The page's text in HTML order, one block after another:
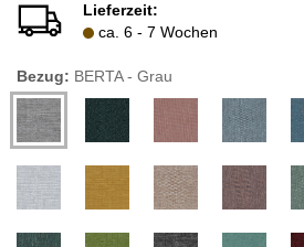
Lieferzeit:
ca. 6 - 7 Wochen
Bezug: BERTA - Grau